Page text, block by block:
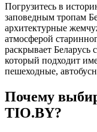
Погрузитесь в
заповедным тропам
архитектурные
атмосферой
раскрывает
который подходит
пешеходные,
Почему
TIO.BY?